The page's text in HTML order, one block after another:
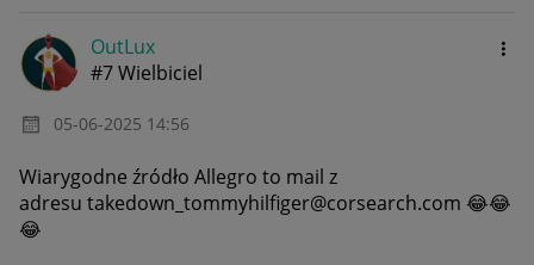
OutLux
#7 Wielbiciel
‎05-06-2025 14:56
Wiarygodne źródło Allegro to mail z
adresu takedown_tommyhilfiger@corsearch.com 😂😂
😂